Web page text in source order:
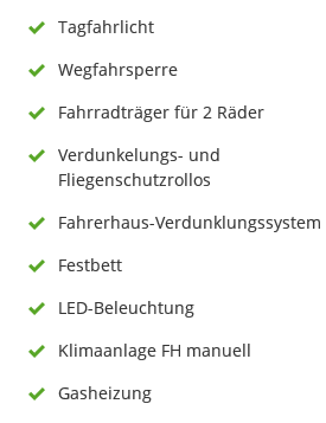
Tagfahrlicht
Wegfahrsperre
Fahrradträger für 2 Räder
Verdunkelungs- und
Fliegenschutzrollos
Fahrerhaus-Verdunklungssystem
Festbett
LED-Beleuchtung
Klimaanlage FH manuell
Gasheizung